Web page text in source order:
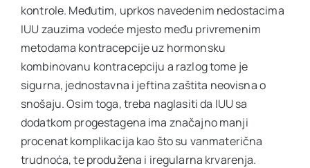
kontrole. Međutim, uprkos navedenim nedostacima
IUU zauzima vodeće mjesto među privremenim
metodama kontracepcije uz hormonsku
kombinovanu kontracepciju a razlog tome je
sigurna, jednostavna i jeftina zaštita neovisna o
snošaju. Osim toga, treba naglasiti da IUU sa
dodatkom progestagena ima značajno manji
procenat komplikacija kao što su vanmaterična
trudnoća, te produžena i iregularna krvarenja.